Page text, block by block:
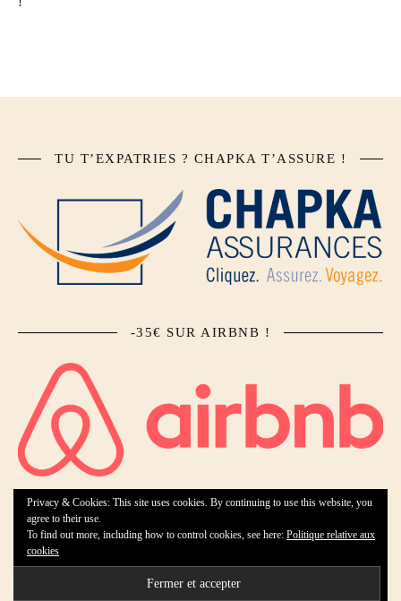
TU T’EXPATRIES ? CHAPKA T’ASSURE !
-35€ SUR AIRBNB !
Ashe Theme by Royal-Flush - 2026 ©
Accueil Qui suis-je ? Collaborations Contact Mentions légales
Privacy & Cookies: This site uses cookies. By continuing to use this website, you
agree to their use.
To find out more, including how to control cookies, see here: Politique relative aux
cookies